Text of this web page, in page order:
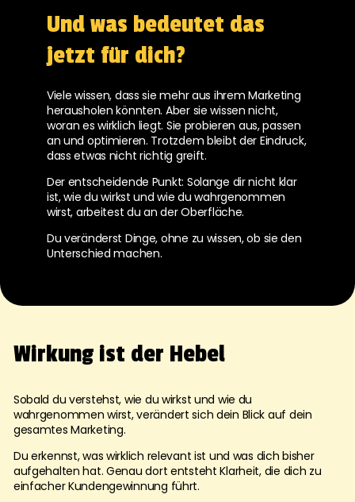
Und was bedeutet das
jetzt für dich?
Viele wissen, dass sie mehr aus ihrem Marketing
herausholen könnten. Aber sie wissen nicht,
woran es wirklich liegt. Sie probieren aus, passen
an und optimieren. Trotzdem bleibt der Eindruck,
dass etwas nicht richtig greift.
Der entscheidende Punkt: Solange dir nicht klar
ist, wie du wirkst und wie du wahrgenommen
wirst, arbeitest du an der Oberfläche.
Du veränderst Dinge, ohne zu wissen, ob sie den
Unterschied machen.
Wirkung ist der Hebel
Sobald du verstehst, wie du wirkst und wie du
wahrgenommen wirst, verändert sich dein Blick auf dein
gesamtes Marketing.
Du erkennst, was wirklich relevant ist und was dich bisher
aufgehalten hat. Genau dort entsteht Klarheit, die dich zu
einfacher Kundengewinnung führt.